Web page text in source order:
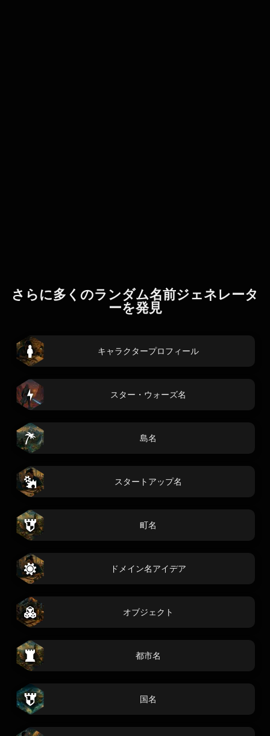
さらに多くのランダム名前ジェネレータ
ーを発見
キャラクタープロフィール
スター・ウォーズ名
島名
スタートアップ名
町名
ドメイン名アイデア
オブジェクト
都市名
国名